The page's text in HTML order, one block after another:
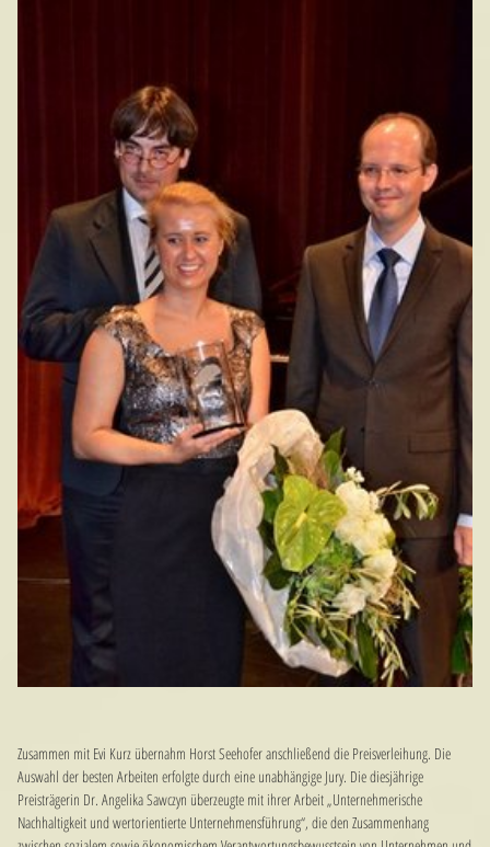
Zusammen mit Evi Kurz übernahm Horst Seehofer anschließend die Preisverleihung. Die
Auswahl der besten Arbeiten erfolgte durch eine unabhängige Jury. Die diesjährige
Preisträgerin Dr. Angelika Sawczyn überzeugte mit ihrer Arbeit „Unternehmerische
Nachhaltigkeit und wertorientierte Unternehmensführung“, die den Zusammenhang